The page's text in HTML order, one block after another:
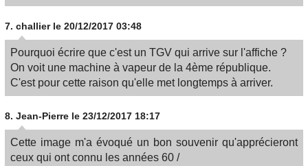
7. challier le 20/12/2017 03:48
Pourquoi écrire que c'est un TGV qui arrive sur l'affiche ?
On voit une machine à vapeur de la 4ème république.
C'est pour cette raison qu'elle met longtemps à arriver.
8. Jean-Pierre le 23/12/2017 18:17
Cette image m'a évoqué un bon souvenir qu'apprécieront
ceux qui ont connu les années 60 /